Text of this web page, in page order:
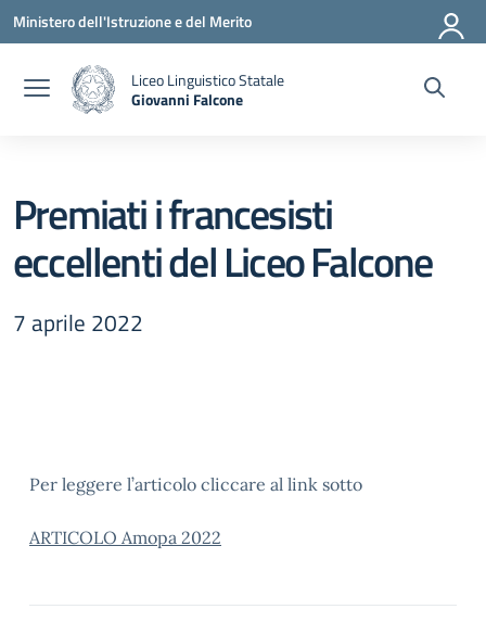
Vai ai contenuti
Vai al menu di navigazione
Vai al footer
Ministero dell'Istruzione e del Merito
Liceo Linguistico Statale
Giovanni Falcone
Premiati i francesisti
eccellenti del Liceo Falcone
7 aprile 2022
Per leggere l’articolo cliccare al link sotto
ARTICOLO Amopa 2022